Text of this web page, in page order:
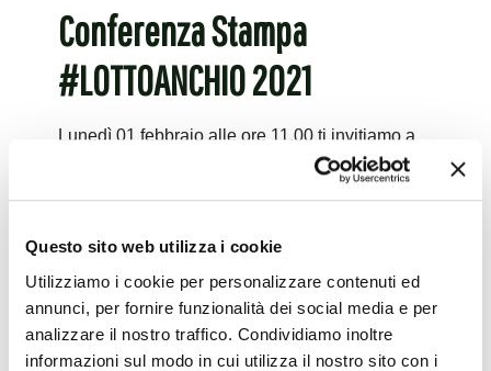
Questo sito web utilizza i cookie
Utilizziamo i cookie per personalizzare contenuti ed
annunci, per fornire funzionalità dei social media e per
analizzare il nostro traffico. Condividiamo inoltre
informazioni sul modo in cui utilizza il nostro sito con i
Conferenza Stampa
#LOTTOANCHIO 2021
Lunedì 01 febbraio alle ore 11.00 ti invitiamo a
prendere parte alla conferenza stampa online di
presentazione di #LOTTOANCHIO 2021, la
di[…]
Leggi tutto